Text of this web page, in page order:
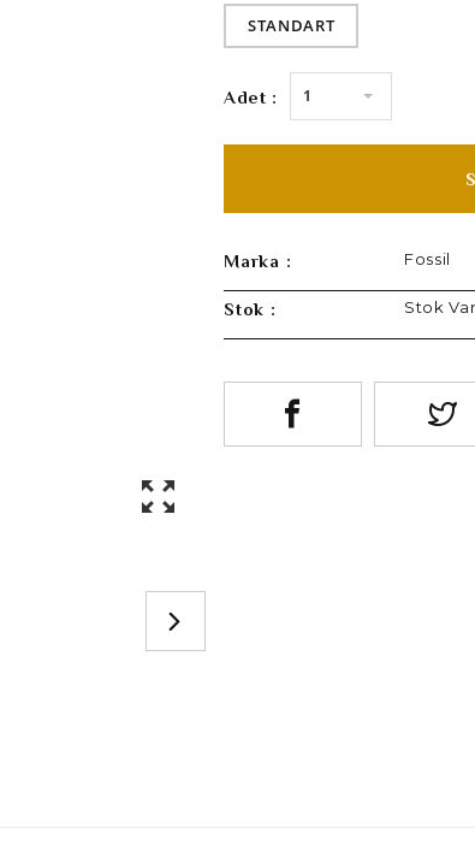
STANDART
Adet : 1
Marka : Fossil
Stok : Stok Var